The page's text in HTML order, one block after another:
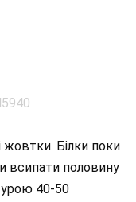
жовтки. Білки поки
всипати половину
40-50